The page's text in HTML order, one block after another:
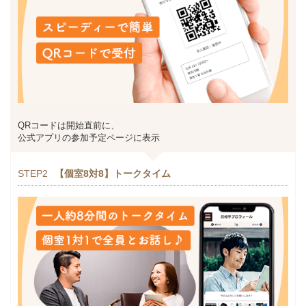
QRコードは開始直前に、
公式アプリの参加予定ページに表示
STEP2 【個室8対8】トークタイム